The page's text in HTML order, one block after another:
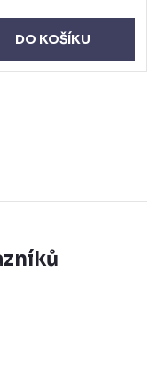
DO KOŠÍKU